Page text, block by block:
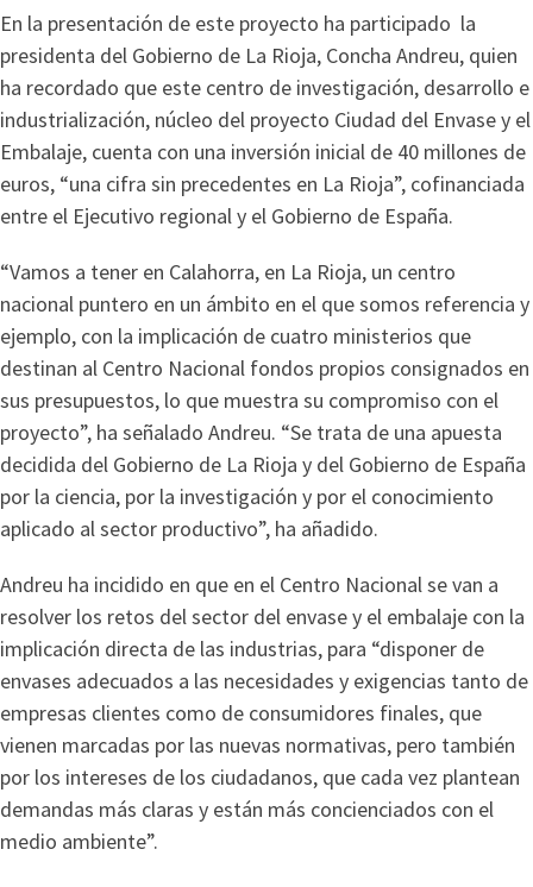
En la presentación de este proyecto ha participado la
presidenta del Gobierno de La Rioja, Concha Andreu, quien
ha recordado que este centro de investigación, desarrollo e
industrialización, núcleo del proyecto Ciudad del Envase y el
Embalaje, cuenta con una inversión inicial de 40 millones de
euros, “una cifra sin precedentes en La Rioja”, cofinanciada
entre el Ejecutivo regional y el Gobierno de España.
“Vamos a tener en Calahorra, en La Rioja, un centro
nacional puntero en un ámbito en el que somos referencia y
ejemplo, con la implicación de cuatro ministerios que
destinan al Centro Nacional fondos propios consignados en
sus presupuestos, lo que muestra su compromiso con el
proyecto”, ha señalado Andreu. “Se trata de una apuesta
decidida del Gobierno de La Rioja y del Gobierno de España
por la ciencia, por la investigación y por el conocimiento
aplicado al sector productivo”, ha añadido.
Andreu ha incidido en que en el Centro Nacional se van a
resolver los retos del sector del envase y el embalaje con la
implicación directa de las industrias, para “disponer de
envases adecuados a las necesidades y exigencias tanto de
empresas clientes como de consumidores finales, que
vienen marcadas por las nuevas normativas, pero también
por los intereses de los ciudadanos, que cada vez plantean
demandas más claras y están más concienciados con el
medio ambiente”.